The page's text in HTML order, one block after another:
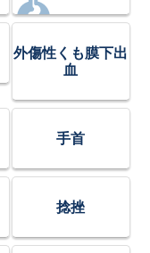
外傷性くも膜下出
血
手首
捻挫